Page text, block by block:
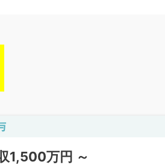
1,500万円 ～